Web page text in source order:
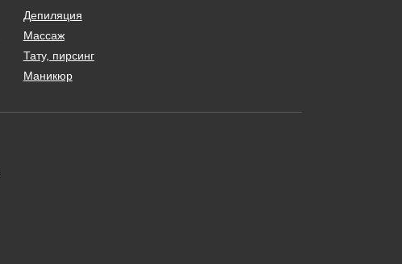
Депиляция
Массаж
Тату, пирсинг
Маникюр